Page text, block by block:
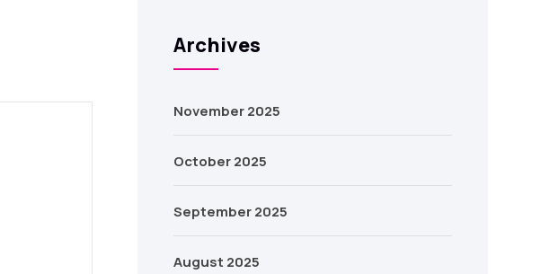
Archives
November 2025
October 2025
September 2025
August 2025